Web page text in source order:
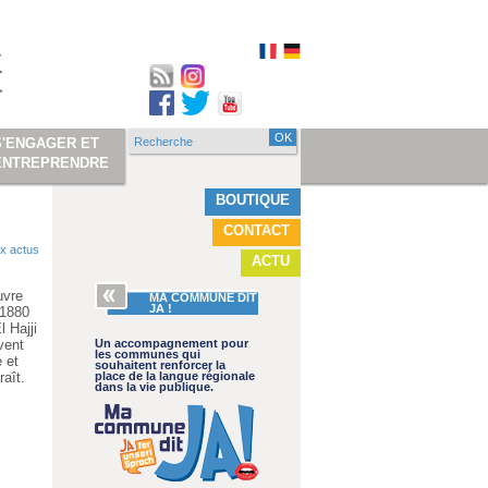
BOUTIQUE
CONTACT
ACTU
MA COMMUNE DIT
JA !
Un accompagnement pour
les communes qui
souhaitent renforcer la
place de la langue régionale
dans la vie publique.
actus
Hajji
et
ET
Formulaire de
Recherche